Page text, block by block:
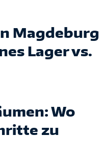
Magdeburg
Lager vs.
Wo
zu